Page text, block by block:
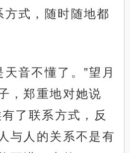
方式，随时随地都
音不懂了。”望月
，郑重地对她说
了联系方式，反
与人的关系不是有